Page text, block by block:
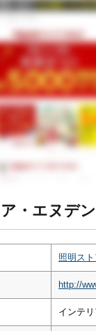
・エヌデ
照明ス
http://
インテ